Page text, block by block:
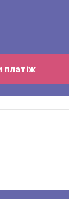
платіж